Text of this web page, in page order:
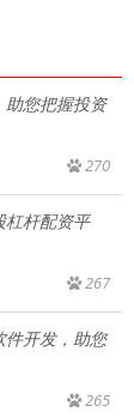
助您把握投资
270
杠杆配资平
267
件开发，助您
265